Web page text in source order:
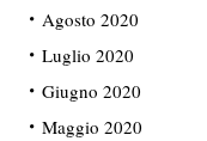
Agosto 2020
Luglio 2020
Giugno 2020
Maggio 2020